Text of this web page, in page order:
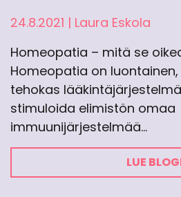
24.8.2021 | Laura Eskola
Homeopatia – mitä se
Homeopatia on
tehokas
stimuloida elimistön omaa
immuunijärjestelmää…
LUE